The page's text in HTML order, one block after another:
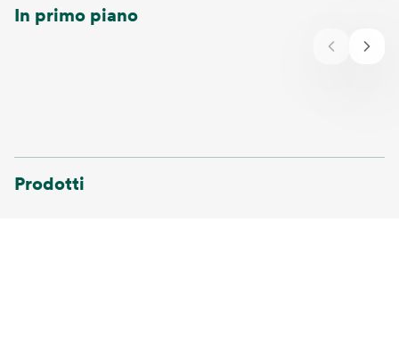
In primo piano
Prodotti